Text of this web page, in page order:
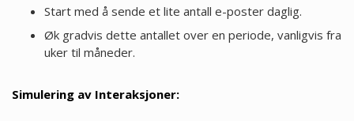
Start med å sende et lite antall e-poster daglig.
Øk gradvis dette antallet over en periode, vanligvis fra
uker til måneder.
Simulering av Interaksjoner: